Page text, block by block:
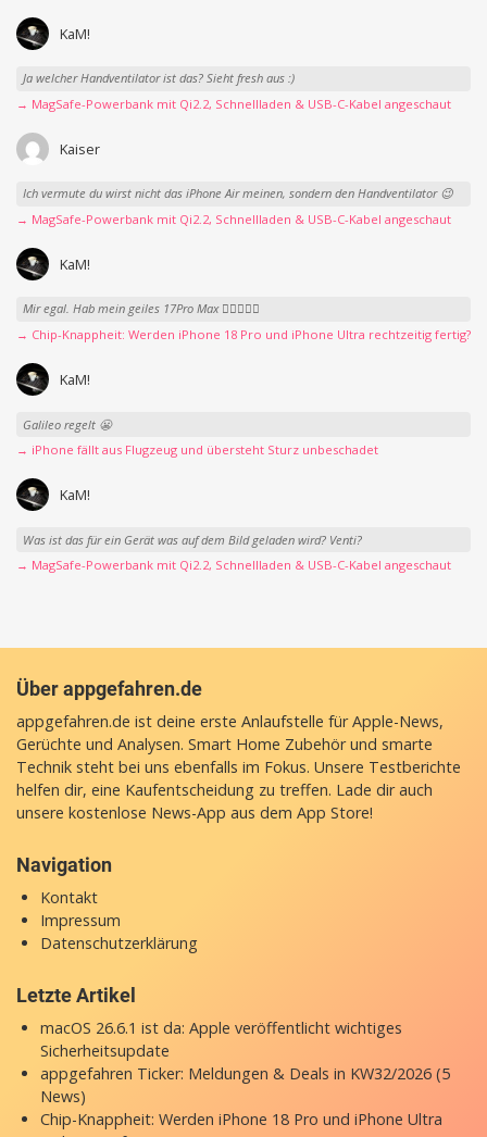
KaM!
Ja welcher Handventilator ist das? Sieht fresh aus :)
→ MagSafe-Powerbank mit Qi2.2, Schnellladen & USB-C-Kabel angeschaut
Kaiser
Ich vermute du wirst nicht das iPhone Air meinen, sondern den Handventilator 😉
→ MagSafe-Powerbank mit Qi2.2, Schnellladen & USB-C-Kabel angeschaut
KaM!
Mir egal. Hab mein geiles 17Pro Max 👍🏻👌🏻🥰
→ Chip-Knappheit: Werden iPhone 18 Pro und iPhone Ultra rechtzeitig fertig?
KaM!
Galileo regelt 😬
→ iPhone fällt aus Flugzeug und übersteht Sturz unbeschadet
KaM!
Was ist das für ein Gerät was auf dem Bild geladen wird? Venti?
→ MagSafe-Powerbank mit Qi2.2, Schnellladen & USB-C-Kabel angeschaut
Über appgefahren.de
appgefahren.de ist deine erste Anlaufstelle für Apple-News,
Gerüchte und Analysen. Smart Home Zubehör und smarte
Technik steht bei uns ebenfalls im Fokus. Unsere Testberichte
helfen dir, eine Kaufentscheidung zu treffen. Lade dir auch
unsere kostenlose News-App aus dem App Store!
Navigation
Kontakt
Impressum
Datenschutzerklärung
Letzte Artikel
macOS 26.6.1 ist da: Apple veröffentlicht wichtiges
Sicherheitsupdate
appgefahren Ticker: Meldungen & Deals in KW32/2026 (5
News)
Chip-Knappheit: Werden iPhone 18 Pro und iPhone Ultra